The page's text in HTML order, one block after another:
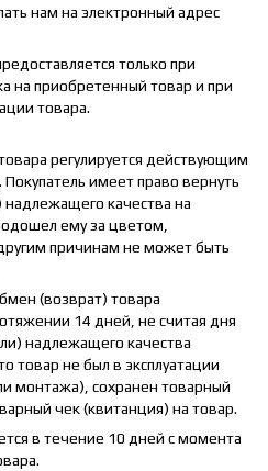
нам на электронный адрес
только при
на приобретенный товар и при
товара.
регулируется действующим
имеет право вернуть
качества на
ему за цветом,
причинам не может быть
(возврат) товара
14 дней, не считая дня
надлежащего качества
товар не был в эксплуатации
монтажа), сохранен товарный
чек (квитанция) на товар.
в течение 10 дней с момента